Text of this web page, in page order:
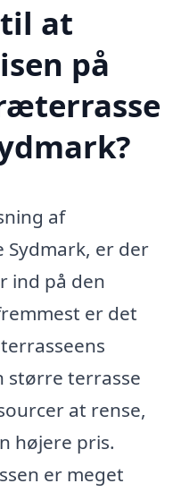
at
på
af
er der
ind på den
er det
større terrasse
at rense,
højere pris.
er meget